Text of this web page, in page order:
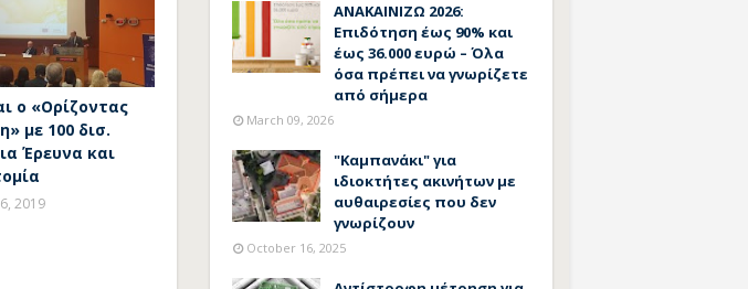
ο «Ορίζοντας
με 100 δισ.
Έρευνα και
2019
ΑΝΑΚΑΙΝΙΖΩ 2026:
Επιδότηση έως 90% και
έως 36.000 ευρώ – Όλα
όσα πρέπει να γνωρίζετε
από σήμερα
March 09, 2026
"Καμπανάκι" για
ιδιοκτήτες ακινήτων με
αυθαιρεσίες που δεν
γνωρίζουν
October 16, 2025